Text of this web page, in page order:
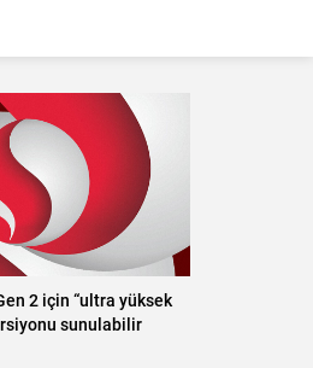
2 için “ultra yüksek
sunulabilir